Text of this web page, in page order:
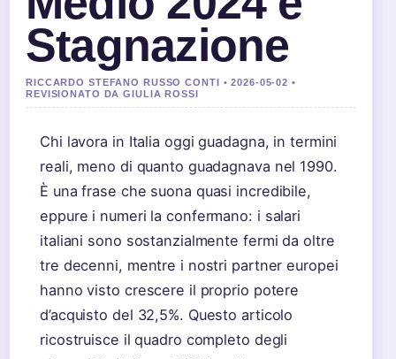
Stagnazione
RICCARDO STEFANO RUSSO CONTI • 2026-05-02 •
REVISIONATO DA GIULIA ROSSI
Chi lavora in Italia oggi guadagna, in termini
reali, meno di quanto guadagnava nel 1990.
È una frase che suona quasi incredibile,
eppure i numeri la confermano: i salari
italiani sono sostanzialmente fermi da oltre
tre decenni, mentre i nostri partner europei
hanno visto crescere il proprio potere
d’acquisto del 32,5%. Questo articolo
ricostruisce il quadro completo degli